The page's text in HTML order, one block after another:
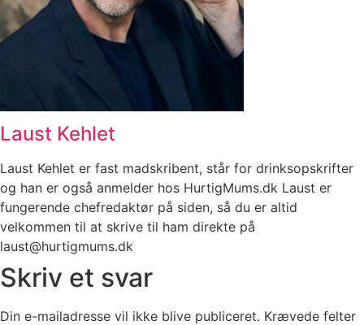
Laust Kehlet
Laust Kehlet er fast madskribent, står for drinksopskrifter
og han er også anmelder hos HurtigMums.dk Laust er
fungerende chefredaktør på siden, så du er altid
velkommen til at skrive til ham direkte på
laust@hurtigmums.dk
Skriv et svar
Din e-mailadresse vil ikke blive publiceret. Krævede felter